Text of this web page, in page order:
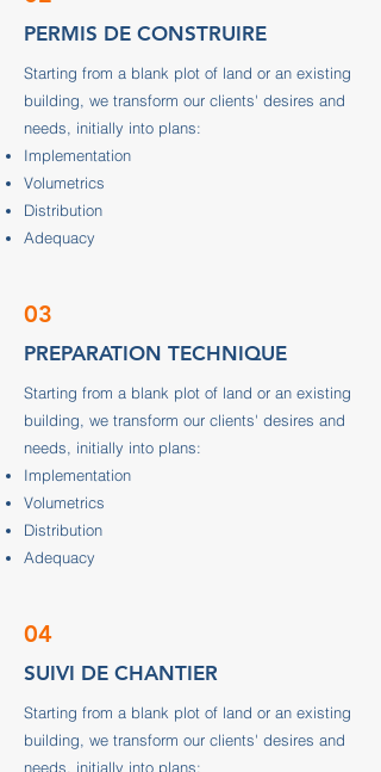
PERMIS DE CONSTRUIRE
Starting from a blank plot of land or an existing
building, we transform our clients' desires and
needs, initially into plans:
Implementation
Volumetrics
Distribution
Adequacy
03
PREPARATION TECHNIQUE
Starting from a blank plot of land or an existing
building, we transform our clients' desires and
needs, initially into plans:
Implementation
Volumetrics
Distribution
Adequacy
04
SUIVI DE CHANTIER
Starting from a blank plot of land or an existing
building, we transform our clients' desires and
needs, initially into plans: